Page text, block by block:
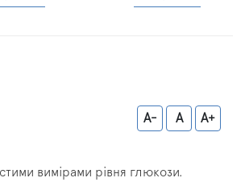
A- A A+
вимірами рівня глюкози.